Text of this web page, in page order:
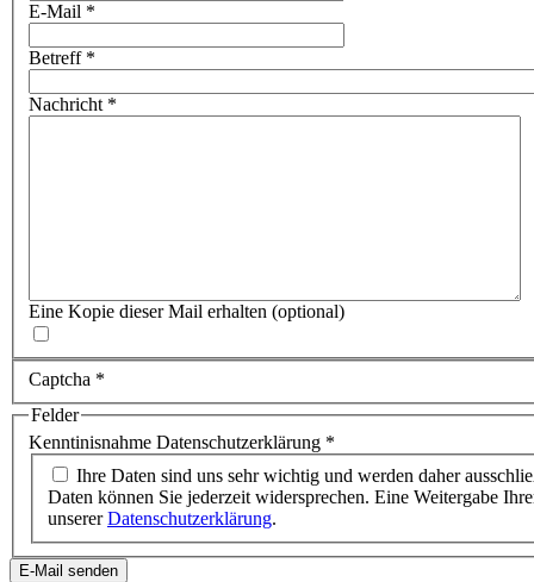
E-Mail *
Betreff*
Nachricht *
Eine Kopie dieser Mail erhalten (optional)
Captcha *
Felder
Kenntinisnahme Datenschutzerklärung *
Daten können Sie jederzeit widersprechen. Eine Weitergabe
unsererDatenschutzerklärung.
E-Mail senden